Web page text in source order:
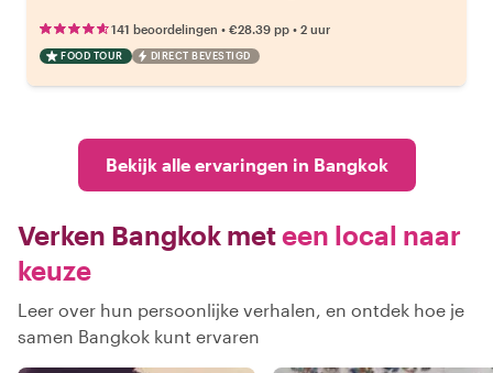
141 beoordelingen • €28.39 pp • 2 uur
FOOD TOUR DIRECT BEVESTIGD
Bekijk alle ervaringen in Bangkok
Verken Bangkok meteen local naar
keuze
Leer over hun persoonlijke verhalen, en ontdek hoe je
samen Bangkok kunt ervaren